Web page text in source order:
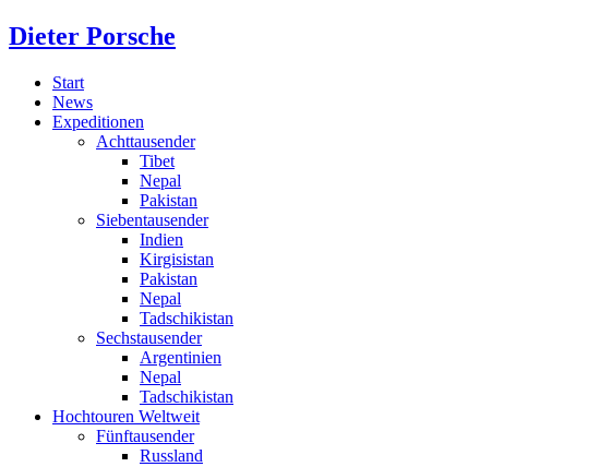
Dieter Porsche
Start
News
Expeditionen
Achttausender
Tibet
Nepal
Pakistan
Siebentausender
Indien
Kirgisistan
Pakistan
Nepal
Tadschikistan
Sechstausender
Argentinien
Nepal
Tadschikistan
Hochtouren Weltweit
Fünftausender
Russland